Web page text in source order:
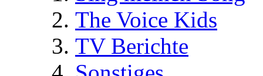
The Voice Kids
TV Berichte